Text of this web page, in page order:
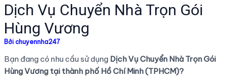
Dịch Vụ Chuyển Nhà Trọn Gói
Hùng Vương
Bởi chuyennha247
Bạn đang có nhu cầu sử dụng Dịch Vụ Chuyển Nhà Trọn Gói
Hùng Vương tại thành phố Hồ Chí Minh (TPHCM)?